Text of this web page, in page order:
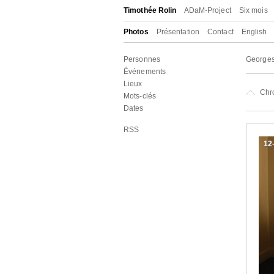
Timothée Rolin ADaM-Project Six mois
Photos Présentation Contact English
Personnes
Événements
Lieux
Mots-clés
Dates
RSS